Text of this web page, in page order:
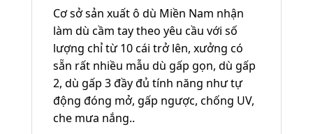
Cơ sở sản xuất ô dù Miền Nam nhận
làm dù cầm tay theo yêu cầu với số
lượng chỉ từ 10 cái trở lên, xưởng có
sẵn rất nhiều mẫu dù gấp gọn, dù gấp
2, dù gấp 3 đầy đủ tính năng như tự
động đóng mở, gấp ngược, chống UV,
che mưa nắng..